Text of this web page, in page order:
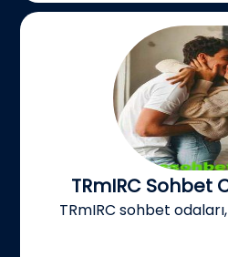
TRmIRC Sohbet
TRmIRC sohbet